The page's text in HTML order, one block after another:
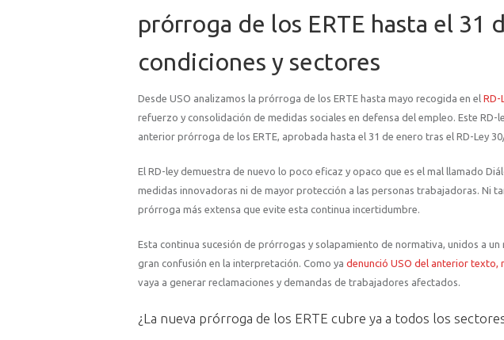
prórroga de los ERTE hasta el 31
condiciones y sectores
Desde USO analizamos la prórroga de los ERTE hasta mayo recogida en el RD-
refuerzo y consolidación de medidas sociales en defensa del empleo. Este RD-
anterior prórroga de los ERTE, aprobada hasta el 31 de enero tras el RD-Ley
El RD-ley demuestra de nuevo lo poco eficaz y opaco que es el mal llamado
medidas innovadoras ni de mayor protección a las personas trabajadoras. Ni
prórroga más extensa que evite esta continua incertidumbre.
Esta continua sucesión de prórrogas y solapamiento de normativa, unidos a
gran confusión en la interpretación. Como ya denunció USO del anterior texto,
vaya a generar reclamaciones y demandas de trabajadores afectados.
¿La nueva prórroga de los ERTE cubre ya a todos los